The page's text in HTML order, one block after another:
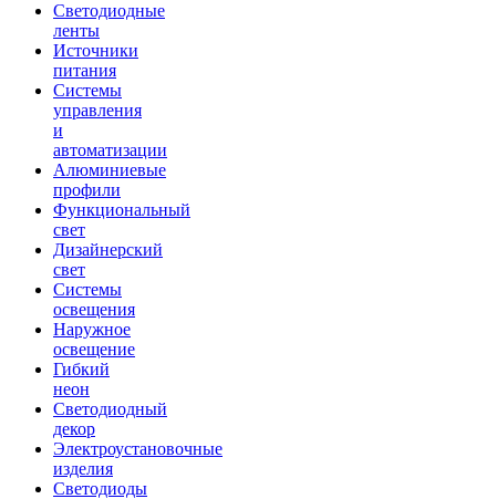
Светодиодные
ленты
Источники
питания
Системы
управления
и
автоматизации
Алюминиевые
профили
Функциональный
свет
Дизайнерский
свет
Системы
освещения
Наружное
освещение
Гибкий
неон
Светодиодный
декор
Электроустановочные
изделия
Светодиоды